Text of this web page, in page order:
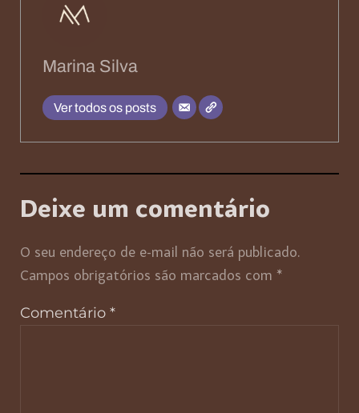
Marina Silva
Ver todos os posts
Deixe um comentário
O seu endereço de e-mail não será publicado.
Campos obrigatórios são marcados com *
Comentário *